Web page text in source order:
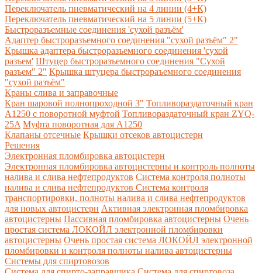
Переключатель пневматический на 4 линии (4+К)
Переключатель пневматический на 5 линии (5+К)
Быстроразъемные соединения 'сухой разъём'
Адаптер быстроразъемного соединения "сухой разъём" 2"
Крышка адаптера быстроразъемного соединения 'сухой
разъем' Штуцер быстроразъемного соединения "Сухой
разъем" 2" Крышка штуцера быстрораъемного соединения
"сухой разъём"
Краны слива и заправочные
Кран шаровой полнопроходной 3" Топливораздаточный кран
A1250 с поворотной муфтой Топливораздаточный кран ZYQ-
25A Муфта поворотная для А1250
Клапаны отсечные Крышки отсеков автоцистерн
Решения
Электронная пломбировка автоцистерн
Электронная пломбировка автоцистерны и контроль полноты
налива и слива нефтепродуктов Система контроля полноты
налива и слива нефтепродуктов Система контроля
транспортировки, полноты налива и слива нефтепродуктов
для новых автоцистерн Активная электронная пломбировка
автоцистерны Пассивная пломбировка автоцистерны Очень
простая система ЛОКОЙЛ электронной пломбировки
автоцистерны Очень простая система ЛОКОЙЛ электронной
пломбировки и контроля полноты налива автоцистерны
Системы для спиртовозов